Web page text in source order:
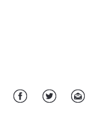
Facebook Twitter Correo